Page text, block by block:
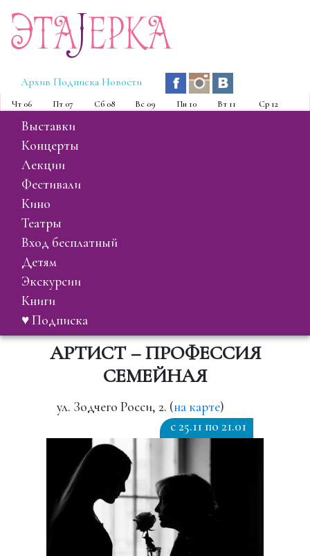
ЭтаJерка
Архив Подписка Новости
Чт 06 Пт 07 Сб 08 Вс 09 Пн 10 Вт 11 Ср 12
выставки
концерты
лекции
фестивали
кино
театры
вход бесплатный
детям
экскурсии
книги
♥ Подписка
АРТИСТ – ПРОФЕССИЯ
СЕМЕЙНАЯ
ул. Зодчего Росси, 2. (на карте)
c 25.11 по 21.01